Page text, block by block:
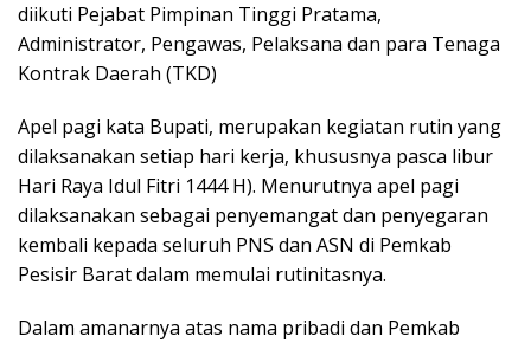
diikuti Pejabat Pimpinan Tinggi Pratama,
Administrator, Pengawas, Pelaksana dan para Tenaga
Kontrak Daerah (TKD)
Apel pagi kata Bupati, merupakan kegiatan rutin yang
dilaksanakan setiap hari kerja, khususnya pasca libur
Hari Raya Idul Fitri 1444 H). Menurutnya apel pagi
dilaksanakan sebagai penyemangat dan penyegaran
kembali kepada seluruh PNS dan ASN di Pemkab
Pesisir Barat dalam memulai rutinitasnya.
Dalam amanarnya atas nama pribadi dan Pemkab